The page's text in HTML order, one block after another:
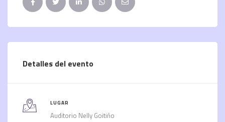
Detalles del evento
LUGAR
Auditorio Nelly Goitiño